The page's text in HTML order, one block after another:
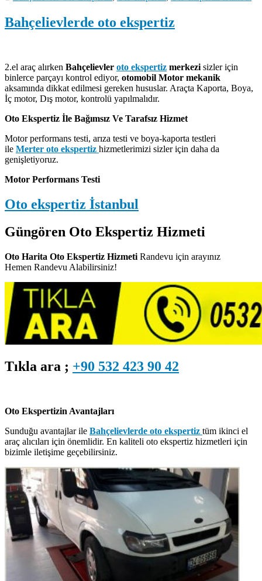
Bahçelievlerde oto ekspertiz
2.el araç alırken Bahçelievler oto ekspertiz merkezi sizler için
binlerce parçayı kontrol ediyor, otomobil Motor mekanik
aksamında dikkat edilmesi gereken hususlar. Araçta Kaporta, Boya,
İç motor, Dış motor, kontrolü yapılmalıdır.
Oto Ekspertiz İle Bağımsız Ve Tarafsız Hizmet
Motor performans testi, arıza testi ve boya-kaporta testleri
ile Merter oto ekspertiz hizmetlerimizi sizler için daha da
genişletiyoruz.
Motor Performans Testi
Oto ekspertiz İstanbul
Güngören Oto Ekspertiz Hizmeti
Oto Harita Oto Ekspertiz Hizmeti Randevu için arayınız
Hemen Randevu Alabilirsiniz!
Tıkla ara ; +90 532 423 90 42
Oto Ekspertizin Avantajları
Sunduğu avantajlar ile Bahçelievlerde oto ekspertiz tüm ikinci el
araç alıcıları için önemlidir. En kaliteli oto ekspertiz hizmetleri için
bizimle iletişime geçebilirsiniz.